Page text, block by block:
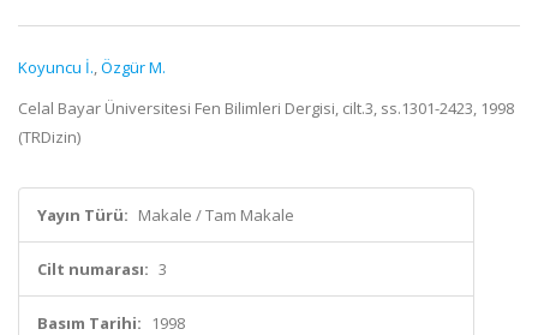
Koyuncu İ.,Özgür M.
Celal Bayar Üniversitesi Fen Bilimleri Dergisi, cilt.3, ss.1301-2423, 1998
(TRDizin)
Yayın Türü: Makale / Tam Makale
Cilt numarası: 3
Basım Tarihi: 1998